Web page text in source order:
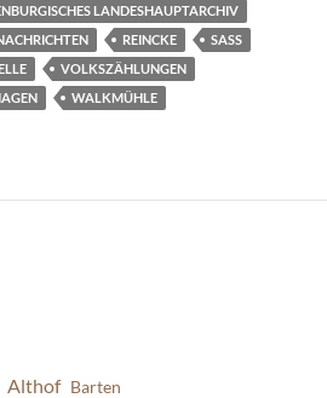
LANDESHAUPTARCHIV
REINCKE
SASS
VOLKSZÄHLUNGEN
WALKMÜHLE
Althof Barten